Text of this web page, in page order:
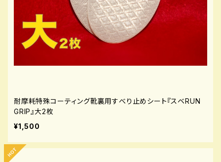
耐摩耗特殊コーティング靴裏用すべり止めシート『スベRUN
GRIP』大2枚
¥1,500